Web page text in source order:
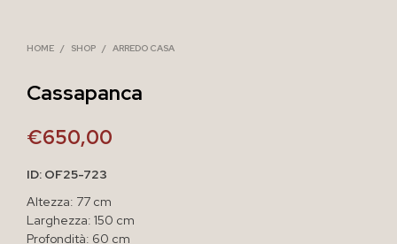
HOME / SHOP / ARREDO CASA
Cassapanca
€650,00
ID: OF25-723
Altezza: 77 cm
Larghezza: 150 cm
Profondità: 60 cm